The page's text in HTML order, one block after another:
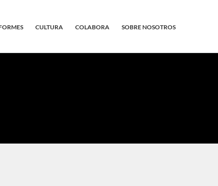
CULTURA COLABORA SOBRE NOSOTROS